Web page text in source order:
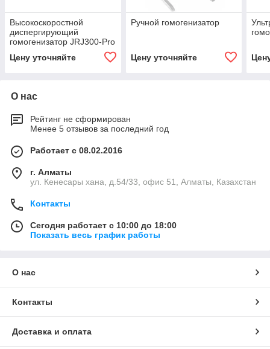
Высокоскоростной
диспергирующий
гомогенизатор JRJ300-Pro
Цену уточняйте
Ручной гомогенизатор
Цену уточняйте
О нас
Рейтинг не сформирован
Менее 5 отзывов за последний год
Работает с 08.02.2016
г. Алматы
ул. Кенесары хана, д.54/33, офис 51, Алматы, Казахстан
Контакты
Сегодня работает с 10:00 до 18:00
Показать весь график работы
О нас
Контакты
Доставка и оплата